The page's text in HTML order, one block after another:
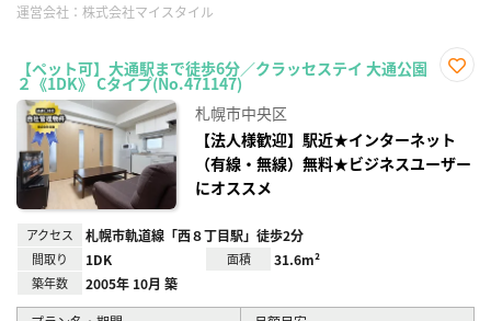
運営会社： 株式会社マイスタイル
【ペット可】大通駅まで徒歩6分／クラッセステイ 大通公園
２《1DK》 Cタイプ(No.471147)
録
札幌市中央区
【法人様歓迎】駅近★インターネット
（有線・無線）無料★ビジネスユーザー
にオススメ
アクセス 札幌市軌道線「西８丁目駅」徒歩2分
間取り 1DK 面積 31.6m²
築年数 2005年 10月 築